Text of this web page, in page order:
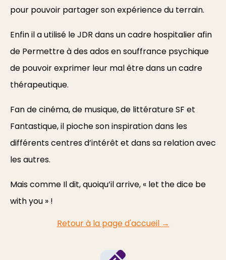
pour pouvoir partager son expérience du terrain.
Enfin il a utilisé le JDR dans un cadre hospitalier afin
de Permettre à des ados en souffrance psychique
de pouvoir exprimer leur mal être dans un cadre
thérapeutique.
Fan de cinéma, de musique, de littérature SF et
Fantastique, il pioche son inspiration dans les
différents centres d’intérêt et dans sa relation avec
les autres.
Mais comme Il dit, quoiqu’il arrive, « let the dice be
with you » !
Retour à la page d'accueil →